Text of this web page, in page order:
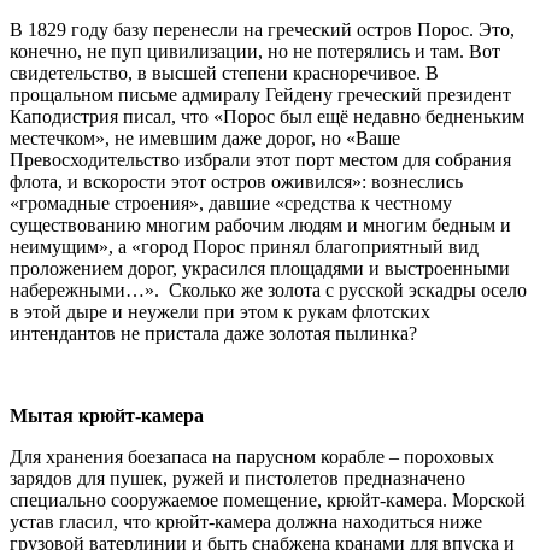
В 1829 году базу перенесли на греческий остров Порос. Это,
конечно, не пуп цивилизации, но не потерялись и там. Вот
свидетельство, в высшей степени красноречивое. В
прощальном письме адмиралу Гейдену греческий президент
Каподистрия писал, что «Порос был ещё недавно бедненьким
местечком», не имевшим даже дорог, но «Ваше
Превосходительство избрали этот порт местом для собрания
флота, и вскорости этот остров оживился»: вознеслись
«громадные строения», давшие «средства к честному
существованию многим рабочим людям и многим бедным и
неимущим», а «город Порос принял благоприятный вид
проложением дорог, украсился площадями и выстроенными
набережными…». Сколько же золота с русской эскадры осело
в этой дыре и неужели при этом к рукам флотских
интендантов не пристала даже золотая пылинка?
Мытая крюйт-камера
Для хранения боезапаса на парусном корабле – пороховых
зарядов для пушек, ружей и пистолетов предназначено
специально сооружаемое помещение, крюйт-камера. Морской
устав гласил, что крюйт-камера должна находиться ниже
грузовой ватерлинии и быть снабжена кранами для впуска и